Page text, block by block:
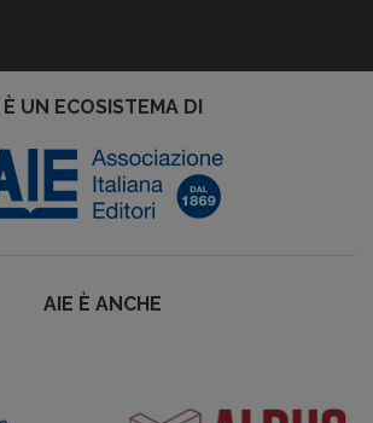
È UN ECOSISTEMA DI
AIE È ANCHE